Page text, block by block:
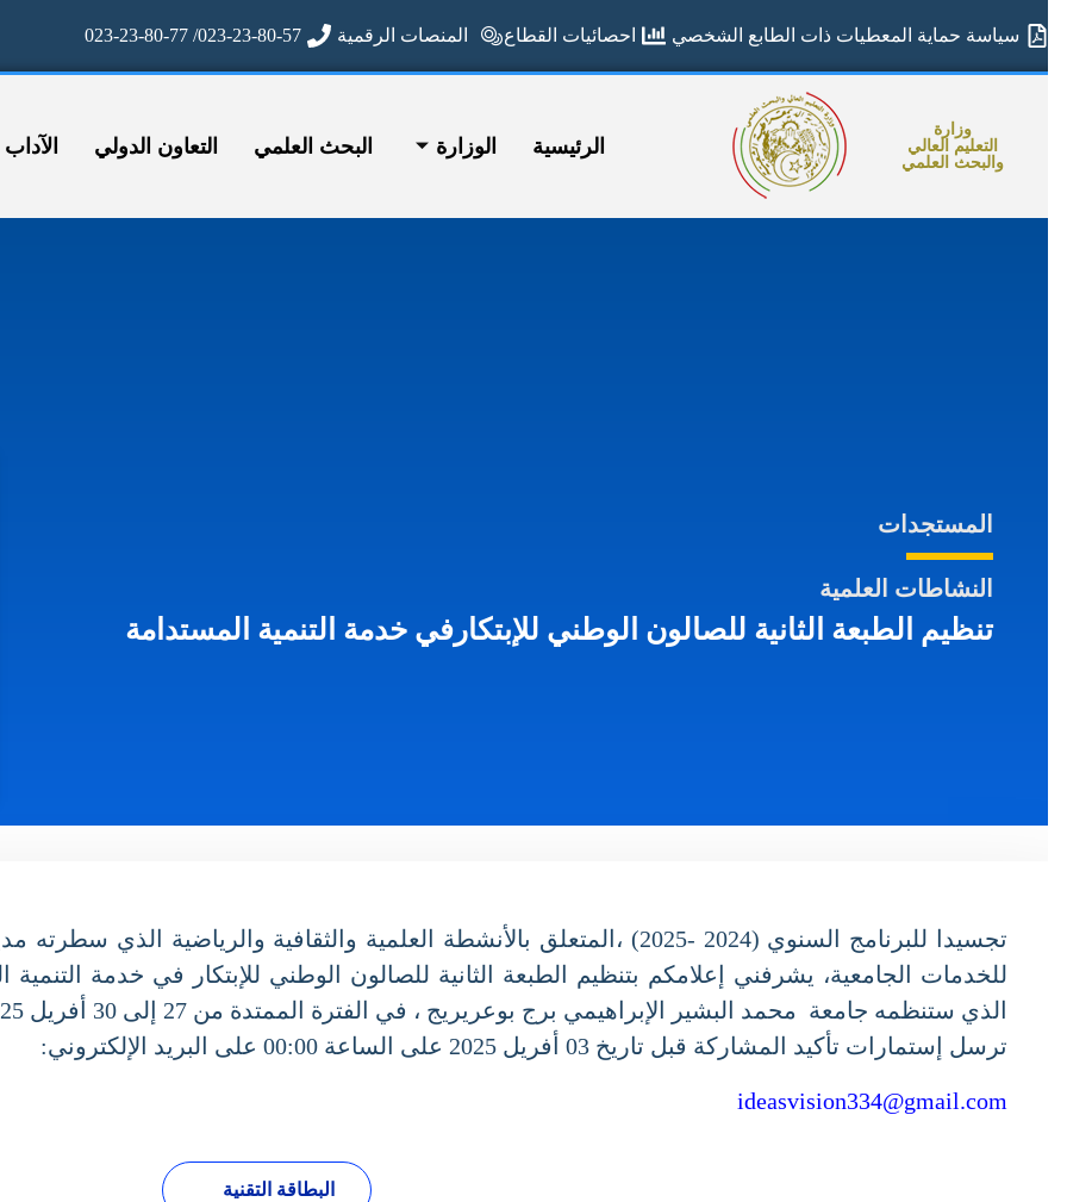
سياسة حماية المعطيات ذات الطابع الشخصي احصائيات القطاع المنصات الرقمية 023-23-80-57/ 023-23-80-77
وزارة
التعليم العالي
والبحث العلمي
الرئيسية الوزارة البحث العلمي التعاون الدولي الآداب
المستجدات
النشاطات العلمية
تنظيم الطبعة الثانية للصالون الوطني للإبتكارفي خدمة التنمية المستدامة
تجسيدا للبرنامج السنوي (2024 -2025) ،المتعلق بالأنشطة العلمية والثقافية والرياضية
الذي ستنظمه جامعة محمد البشير الإبراهيمي برج بوعريريج ، في الفترة الممتدة من 27 إلى 30 أفريل 2025 ،تحت شعار ” إلهام اليوم إبداع الغد” .
ترسل إستمارات تأكيد المشاركة قبل تاريخ 03 أفريل 2025 على الساعة 00:00 على البريد الإلكتروني:
ideasvision334@gmail.com
البطاقة التقنية